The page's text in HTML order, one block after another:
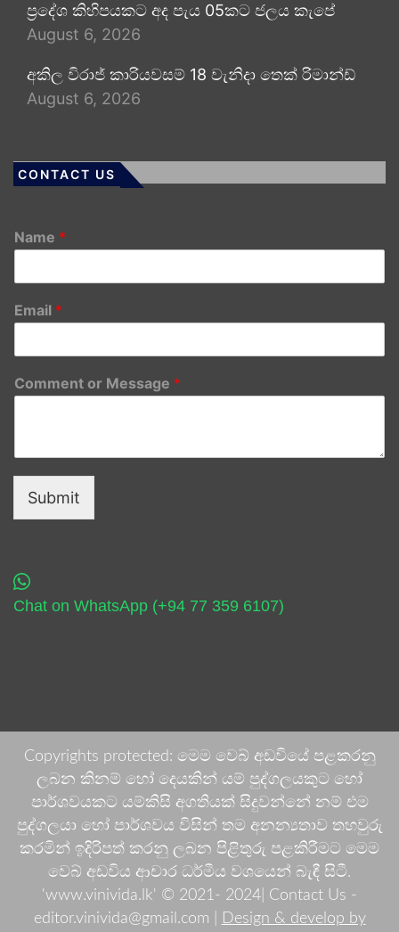
ප්‍රදේශ කිහිපයකට අද පැය 05කට ජලය කැපේ
August 6, 2026
අකිල විරාජ් කාරියවසම් 18 වැනිදා තෙක් රිමාන්ඩ්
August 6, 2026
CONTACT US
Name *
Email *
Comment or Message *
Submit
Chat on WhatsApp (+94 77 359 6107)
Copyrights protected: මෙම වෙබ් අඩවියේ පළකරනු
ලබන කිනම් හෝ දෙයකින් යම් පුද්ගලයකුට හෝ
පාර්ශවයකට යම්කිසි අගතියක් සිදුවන්නේ නම් එම
පුද්ගලයා හෝ පාර්ශවය විසින් තම අනන්‍යතාව තහවුරු
කරමින් ඉදිරිපත් කරනු ලබන පිළිතුරු පළකිරීමට මෙම
වෙබ් අඩවිය ආචාර ධර්මීය වශයෙන් බැඳී සිටී.
'www.vinivida.lk' © 2021- 2024| Contact Us -
editor.vinivida@gmail.com |
Design & develop by